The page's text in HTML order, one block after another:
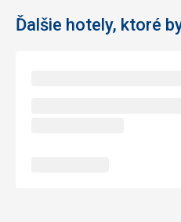
Ďalšie hotely, ktoré